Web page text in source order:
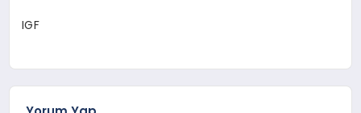
IGF